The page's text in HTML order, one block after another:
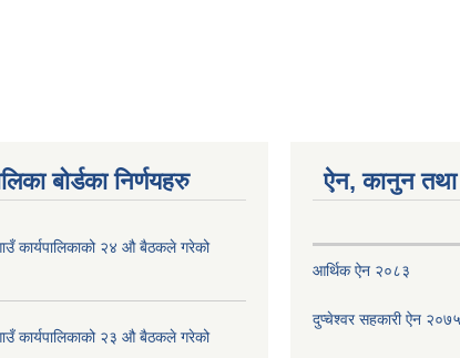
बोर्डका निर्णयहरु
कार्यपालिकाको २४ औ बैठकले गरेको
कार्यपालिकाको २३ औ बैठकले गरेको
ऐन, कानुन तथा
आर्थिक ऐन २०८३
दुप्चेश्वर सहकारी ऐन २०७५